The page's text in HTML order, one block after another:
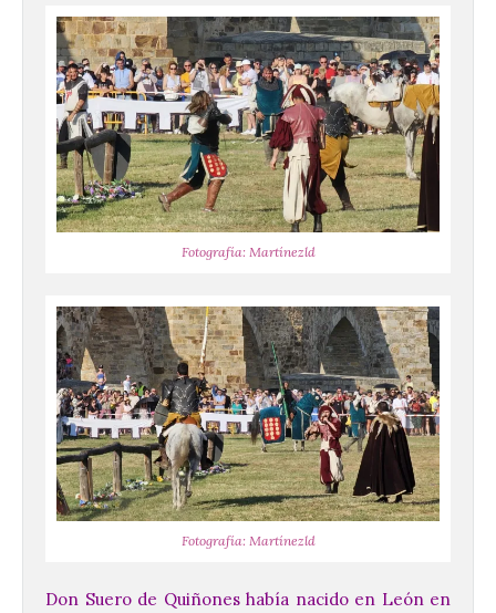
Fotografía: Martínezld
Fotografía: Martínezld
Don Suero de Quiñones había nacido en León en